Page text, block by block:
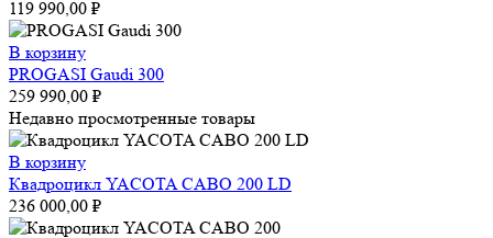
119 990,00 ₽
В корзину
PROGASI Gaudi 300
259 990,00 ₽
Недавно просмотренные товары
В корзину
Квадроцикл YACOTA CABO 200 LD
236 000,00 ₽